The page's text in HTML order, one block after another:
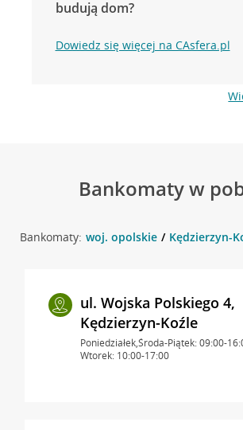
budują dom?
Dowiedz się więcej na CAsfera.pl
Bankomaty w
Bankomaty: woj. opolskie Kędzierzyn-
ul. Wojska Polskiego 4,
Kędzierzyn-Koźle
Poniedziałek,Środa-Piątek: 09:00-
Wtorek: 10:00-17:00